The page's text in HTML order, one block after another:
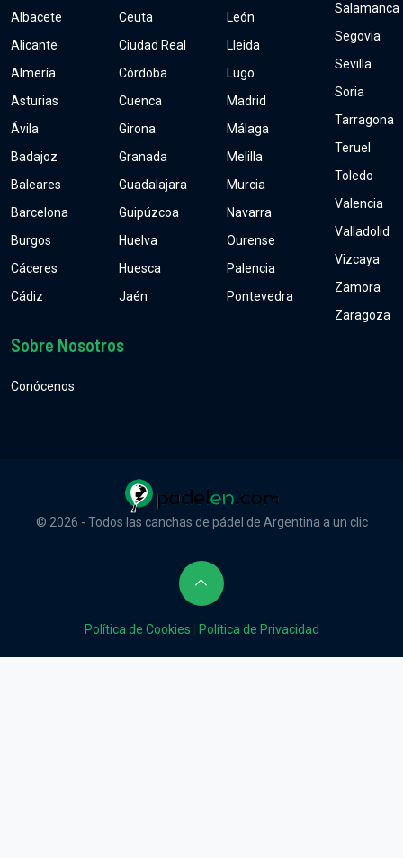
Albacete
Alicante
Almería
Asturias
Ávila
Badajoz
Baleares
Barcelona
Burgos
Cáceres
Cádiz
Ceuta
Ciudad Real
Córdoba
Cuenca
Girona
Granada
Guadalajara
Guipúzcoa
Huelva
Huesca
Jaén
León
Lleida
Lugo
Madrid
Málaga
Melilla
Murcia
Navarra
Ourense
Palencia
Pontevedra
Salamanca
Segovia
Sevilla
Soria
Tarragona
Teruel
Toledo
Valencia
Valladolid
Vizcaya
Zamora
Zaragoza
Sobre Nosotros
Conócenos
© 2026 - Todos las canchas de pádel de Argentina a un clic
Política de Cookies Política de Privacidad